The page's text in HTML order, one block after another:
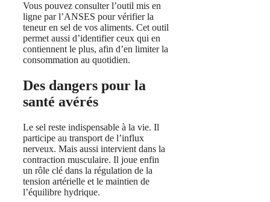
Vous pouvez consulter l’outil mis en
ligne par l’ANSES pour vérifier la
teneur en sel de vos aliments. Cet outil
permet aussi d’identifier ceux qui en
contiennent le plus, afin d’en limiter la
consommation au quotidien.
Des dangers pour la
santé avérés
Le sel reste indispensable à la vie. Il
participe au transport de l’influx
nerveux. Mais aussi intervient dans la
contraction musculaire. Il joue enfin
un rôle clé dans la régulation de la
tension artérielle et le maintien de
l’équilibre hydrique.